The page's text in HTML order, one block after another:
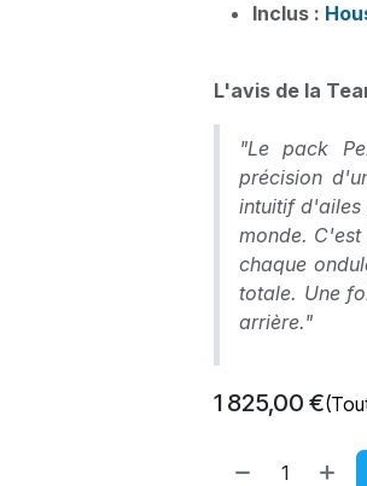
Inclus :
L'avis de la
"Le pack
précision
intuitif d'ailes
monde.
chaque
totale. Une
arrière."
1 825,00 €